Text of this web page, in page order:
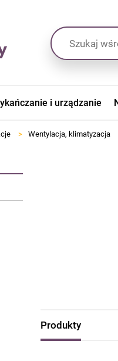
i urządzanie
> Wentylacja, klimatyzacja
Produkty